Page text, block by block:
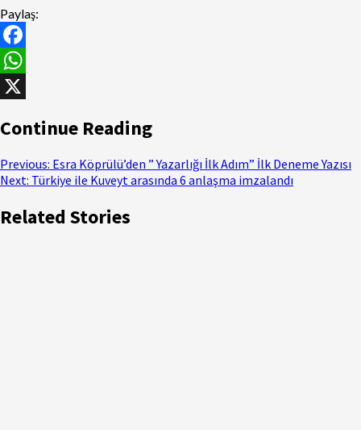
Paylaş:
Facebook
WhatsApp
Continue Reading
Previous: Esra Köprülü’den ” Yazarlığı İlk Adım” İlk Deneme Yazısı
Next: Türkiye ile Kuveyt arasında 6 anlaşma imzalandı
Related Stories